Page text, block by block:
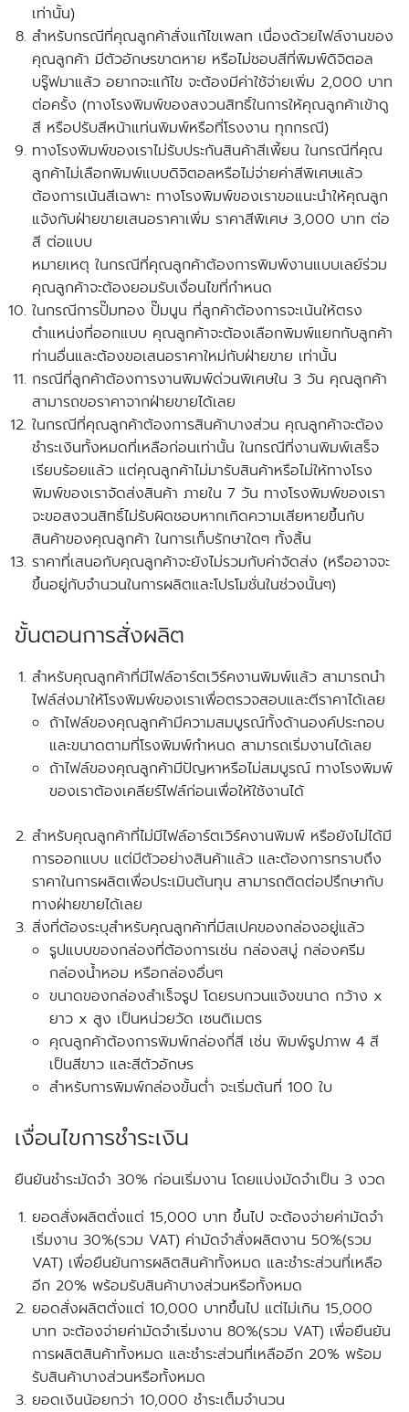
เท่านั้น)
สำหรับกรณีที่คุณลูกค้าสั่งแก้ไขเพลท เนื่องด้วยไฟล์งานของ
คุณลูกค้า มีตัวอักษรขาดหาย หรือไม่ชอบสีที่พิมพ์ดิจิตอล
บรู๊ฟมาแล้ว อยากจะแก้ไข จะต้องมีค่าใช้จ่ายเพิ่ม 2,000 บาท
ต่อครั้ง(ทางโรงพิมพ์ของสงวนสิทธิ์ในการให้คุณลูกค้าเข้าดู
สี หรือปรับสีหน้าแท่นพิมพ์หรือที่โรงงาน ทุกกรณี)
ทางโรงพิมพ์ของเราไม่รับประกันสินค้าสีเพี้ยน ในกรณีที่คุณ
ลูกค้าไม่เลือกพิมพ์แบบดิจิตอลหรือไม่จ่ายค่าสีพิเศษแล้ว
ต้องการเน้นสีเฉพาะ ทางโรงพิมพ์ของเราขอแนะนำให้คุณลูก
แจ้งกับฝ่ายขายเสนอราคาเพิ่ม ราคาสีพิเศษ 3,000 บาท ต่อ
สี ต่อแบบ
หมายเหตุ ในกรณีที่คุณลูกค้าต้องการพิมพ์งานแบบเลย์ร่วม
คุณลูกค้าจะต้องยอมรับเงื่อนไขที่กำหนด
ในกรณีการปั๊มทอง ปั๊มนูน ที่ลูกค้าต้องการจะเน้นให้ตรง
ตำแหน่งที่ออกแบบ คุณลูกค้าจะต้องเลือกพิมพ์แยกกับลูกค้า
ท่านอื่นและต้องขอเสนอราคาใหม่กับฝ่ายขาย เท่านั้น
กรณีที่ลูกค้าต้องการงานพิมพ์ด่วนพิเศษใน 3 วัน คุณลูกค้า
สามารถขอราคาจากฝ่ายขายได้เลย
ในกรณีที่คุณลูกค้าต้องการสินค้าบางส่วน คุณลูกค้าจะต้อง
ชำระเงินทั้งหมดที่เหลือก่อนเท่านั้น ในกรณีที่งานพิมพ์เสร็จ
เรียบร้อยแล้ว แต่คุณลูกค้าไม่มารับสินค้าหรือไม่ให้ทางโรง
พิมพ์ของเราจัดส่งสินค้า ภายใน 7 วัน ทางโรงพิมพ์ของเรา
จะขอสงวนสิทธิ์ไม่รับผิดชอบหากเกิดความเสียหายขึ้นกับ
สินค้าของคุณลูกค้า ในการเก็บรักษาใดๆ ทั้งสิ้น
ราคาที่เสนอกับคุณลูกค้าจะยังไม่รวมกับค่าจัดส่ง(หรืออาจจะ
ขึ้นอยู่กับจำนวนในการผลิตและโปรโมชั่นในช่วงนั้นๆ)
ขั้นตอนการสั่งผลิต
สำหรับคุณลูกค้าที่มีไฟล์อาร์ตเวิร์คงานพิมพ์แล้ว สามารถนำ
ไฟล์ส่งมาให้โรงพิมพ์ของเราเพื่อตรวจสอบและตีราคาได้เลย
ถ้าไฟล์ของคุณลูกค้ามีความสมบูรณ์ทั้งด้านองค์ประกอบ
และขนาดตามที่โรงพิมพ์กำหนด สามารถเริ่มงานได้เลย
ถ้าไฟล์ของคุณลูกค้ามีปัญหาหรือไม่สมบูรณ์ ทางโรงพิมพ์
ของเราต้องเคลียร์ไฟล์ก่อนเพื่อให้ใช้งานได้
สำหรับคุณลูกค้าที่ไม่มีไฟล์อาร์ตเวิร์คงานพิมพ์ หรือยังไม่ได้มี
การออกแบบ แต่มีตัวอย่างสินค้าแล้ว และต้องการทราบถึง
ราคาในการผลิตเพื่อประเมินต้นทุน สามารถติดต่อปรึกษากับ
ทางฝ่ายขายได้เลย
สิ่งที่ต้องระบุสำหรับคุณลูกค้าที่มีสเปคของกล่องอยู่แล้ว
รูปแบบของกล่องที่ต้องการเช่น กล่องสบู่ กล่องครีม
กล่องน้ำหอม หรือกล่องอื่นๆ
ขนาดของกล่องสำเร็จรูป โดยรบกวนแจ้งขนาด กว้าง x
ยาว x สูง เป็นหน่วยวัด เซนติเมตร
คุณลูกค้าต้องการพิมพ์กล่องกี่สี เช่น พิมพ์รูปภาพ 4 สี
เป็นสีขาว และสีตัวอักษร
สำหรับการพิมพ์กล่องขั้นต่ำ จะเริ่มต้นที่ 100 ใบ
เงื่อนไขการชำระเงิน
ยืนยันชำระมัดจำ 30% ก่อนเริ่มงาน โดยแบ่งมัดจำเป็น 3 งวด
ยอดสั่งผลิตตั่งแต่ 15,000 บาท ขึ้นไป จะต้องจ่ายค่ามัดจำ
เริ่มงาน 30%(รวม VAT) ค่ามัดจำสั่งผลิตงาน 50%(รวม
VAT) เพื่อยืนยันการผลิตสินค้าทั้งหมด และชำระส่วนที่เหลือ
อีก 20% พร้อมรับสินค้าบางส่วนหรือทั้งหมด
ยอดสั่งผลิตตั่งแต่ 10,000 บาทขึ้นไป แต่ไม่เกิน 15,000
บาท จะต้องจ่ายค่ามัดจำเริ่มงาน 80%(รวม VAT) เพื่อยืนยัน
การผลิตสินค้าทั้งหมด และชำระส่วนที่เหลืออีก 20% พร้อม
รับสินค้าบางส่วนหรือทั้งหมด
ยอดเงินน้อยกว่า 10,000 ชำระเต็มจำนวน